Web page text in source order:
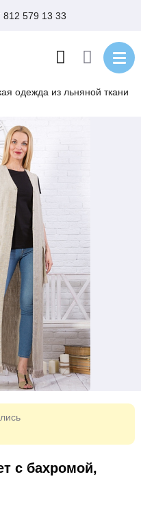
812 579 13 33
одежда из льняной ткани
с бахромой,